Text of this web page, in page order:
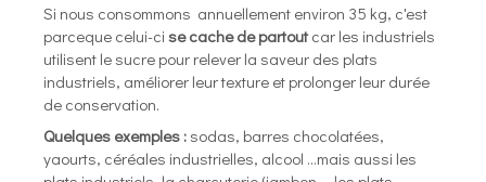
Si nous consommons annuellement environ 35 kg, c'est
parceque celui-ci se cache de partoutcar les industriels
utilisent le sucre pour relever la saveur des plats
industriels, améliorer leur texture et prolonger leur durée
de conservation.
Quelques exemples :sodas, barres chocolatées,
yaourts, céréales industrielles, alcool …mais aussi les